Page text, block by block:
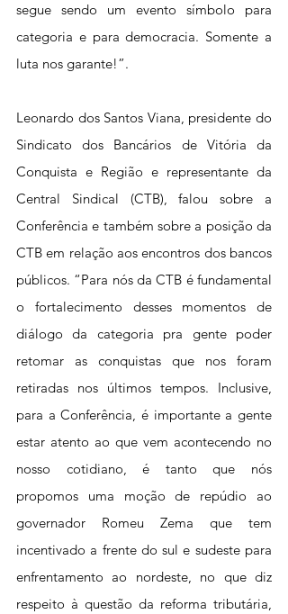
segue sendo um evento símbolo para
categoria e para democracia. Somente a
luta nos garante!”.
Leonardo dos Santos Viana, presidente do
Sindicato dos Bancários de Vitória da
Conquista e Região e representante da
Central Sindical (CTB), falou sobre a
Conferência e também sobre a posição da
CTB em relação aos encontros dos bancos
públicos. “Para nós da CTB é fundamental
o fortalecimento desses momentos de
diálogo da categoria pra gente poder
retomar as conquistas que nos foram
retiradas nos últimos tempos. Inclusive,
para a Conferência, é importante a gente
estar atento ao que vem acontecendo no
nosso cotidiano, é tanto que nós
propomos uma moção de repúdio ao
governador Romeu Zema que tem
incentivado a frente do sul e sudeste para
enfrentamento ao nordeste, no que diz
respeito à questão da reforma tributária,